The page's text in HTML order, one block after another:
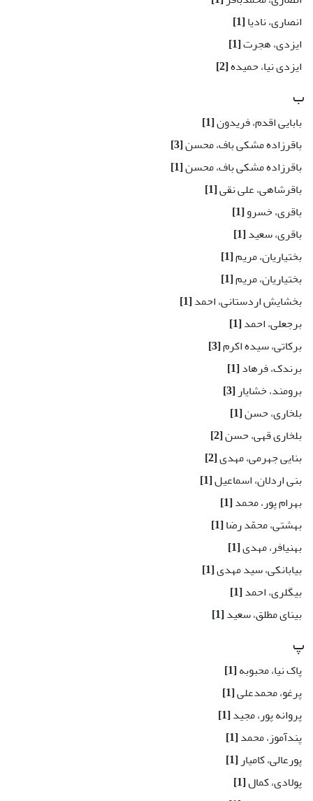
انصاری، نادیا[1]
ایزدی، هجرت[1]
ایزدی نیا، حمیده[2]
ب
بابایی اقدم، فریدون[1]
باقرزاده مشکی باف، محسن[3]
باقرزاده مشکی باف، محسن[1]
باقرشاهی، علی نقی[1]
باقری، خسرو[1]
باقری، سعید[1]
بختیاریان، مریم[1]
بختیاریان، مریم[1]
بخشایش اردستانی، احمد[1]
برجعلی، احمد[1]
برکاتی، سیده اکرم[3]
برندک، فرهاد[1]
برومند، خشایار[3]
بلخاری، حسن[1]
بلخاری قهی، حسن[2]
بنایی جهرمی، مهدی[2]
بنی اردلان، اسماعیل[1]
بهرام پور، محمد[1]
بهشتی، محمّد رضا[1]
بهنیافر، مهدی[1]
بیابانکی، سید مهدی[1]
بیگلری، احمد[1]
بینای مطلق، سعید[1]
پ
پاک نیا، محبوبه[1]
پرغو، محمدعلی[1]
پروانه پور، مجید[1]
پندآموز، محمد[1]
پورعالی، کامیار[1]
پولادی، کمال[1]